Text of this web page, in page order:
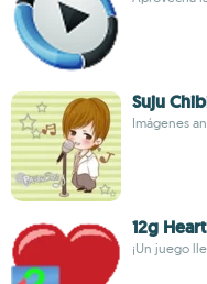
Suju
Imágenes
12g Heart
¡Un juego